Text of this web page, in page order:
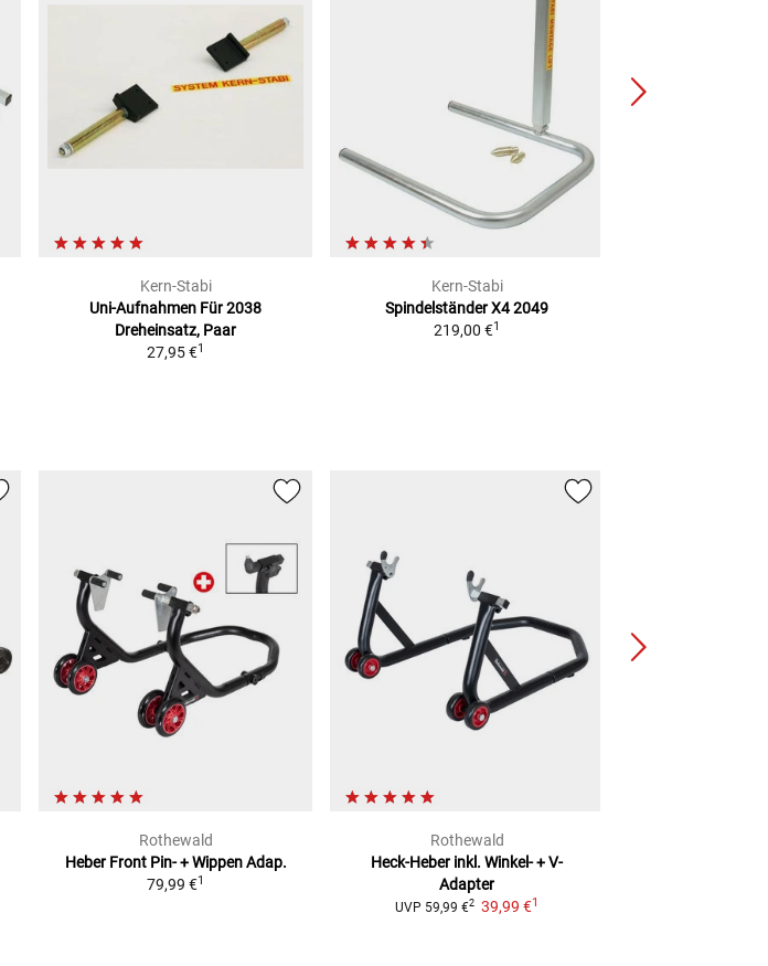
Kern-Stabi
Uni-Aufnahmen Für 2038
Dreheinsatz, Paar
27,95 €1
Kern-Stabi
Spindelständer X4 2049
219,00 €1
Rothewald
Heber Front Pin- + Wippen Adap.
79,99 €1
Rothewald
Heck-Heber inkl. Winkel- + V-
Adapter
UVP 59,99 €2 39,99 €1